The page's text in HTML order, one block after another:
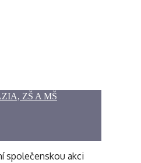
ZŠ A MŠ
společenskou akci